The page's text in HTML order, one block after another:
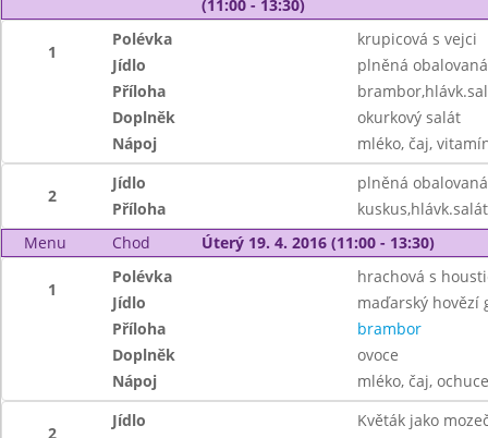
(11:00 - 13:30)
1
Polévka
krupicová s vejci
Jídlo
plněná
Příloha
Doplněk
okurkový salát
Nápoj
mléko, čaj,
2
Jídlo
plněná
Příloha
kuskus,hlávk.salát
Menu
Chod Úterý 19. 4. 2016 (11:00 - 13:30)
1
Polévka
hrachová s
Jídlo
maďarský hovězí
Příloha
brambor
Doplněk
ovoce
Nápoj
mléko, čaj,
2
Jídlo
Květák jako